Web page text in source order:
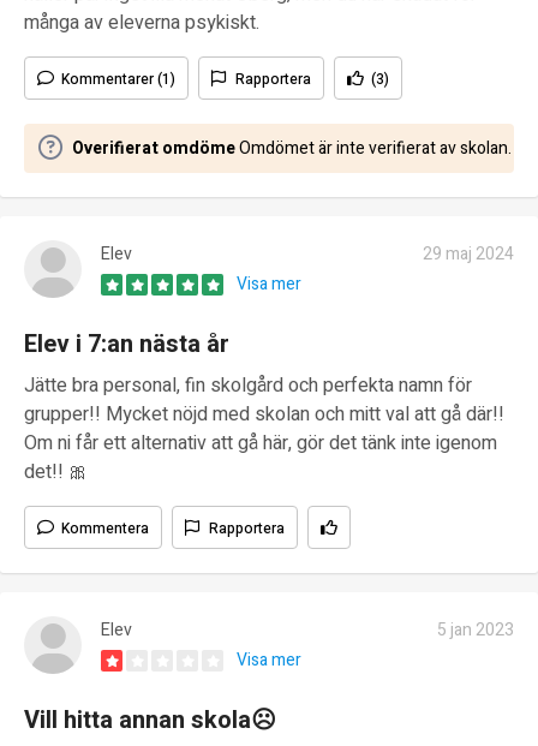
många av eleverna psykiskt.
Kommentarer (1) Rapportera (3)
Overifierat omdömeOmdömet är inte verifierat av skolan.
Elev
29 maj 2024
Visa mer
Elev i 7:an nästa år
Jätte bra personal, fin skolgård och perfekta namn för
grupper!! Mycket nöjd med skolan och mitt val att gå där!!
Om ni får ett alternativ att gå här, gör det tänk inte igenom
det!! 🎀
Kommentera Rapportera
Elev
5 jan 2023
Visa mer
Vill hitta annan skola☹️